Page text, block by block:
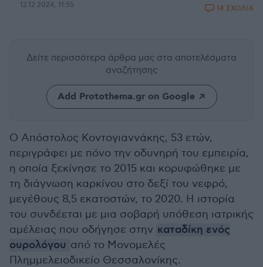
12.12.2024, 11:55 14 ΣΧΟΛΙΑ
Δείτε περισσότερα άρθρα μας στα αποτελέσματα
αναζήτησης
Add Protothema.gr on Google
Ο Απόστολος Κοντογιαννάκης, 53 ετών,
περιγράφει με πόνο την οδυνηρή του εμπειρία,
η οποία ξεκίνησε το 2015 και κορυφώθηκε με
τη διάγνωση καρκίνου στο δεξί του νεφρό,
μεγέθους 8,5 εκατοστών, το 2020. Η ιστορία
του συνδέεται με μια σοβαρή υπόθεση ιατρικής
αμέλειας που οδήγησε στην καταδίκη ενός
ουρολόγου από το Μονομελές
Πλημμελειοδικείο Θεσσαλονίκης.